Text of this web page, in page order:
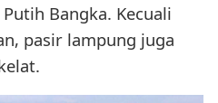
Bangka. Kecuali
pasir lampung juga